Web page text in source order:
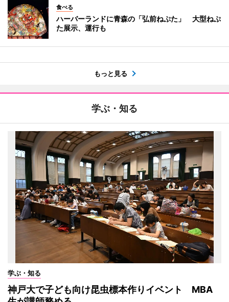
食べる
ハーバーランドに青森の「弘前ねぷた」 大型ねぷ
た展示、運行も
もっと見る
学ぶ・知る
学ぶ・知る
神戸大で子ども向け昆虫標本作りイベント MBA